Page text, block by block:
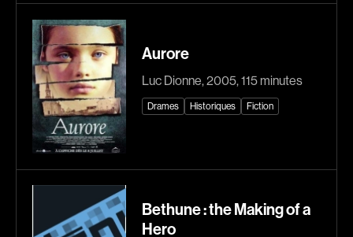
1920
1940
1950
1960
1970
1980
1990
2020
(Daniel Grou) Podz
Aurore
Luc Dionne, 2005, 115 minutes
Drames Historiques Fiction
Bethune : the Making of a
Hero